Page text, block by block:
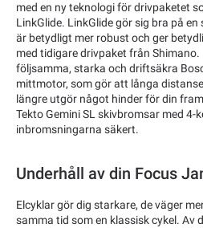
med en ny teknologi för drivpaketet
LinkGlide. LinkGlide gör sig bra på
är betydligt mer robust och ger
med tidigare drivpaket från
följsamma, starka och driftsäkra
mittmotor, som gör att långa
längre utgör något hinder för din
Tekto Gemini SL skivbromsar med 4-
inbromsningarna säkert.
Underhåll av din Focus
Elcyklar gör dig starkare, de väger
samma tid som en klassisk cykel. Av